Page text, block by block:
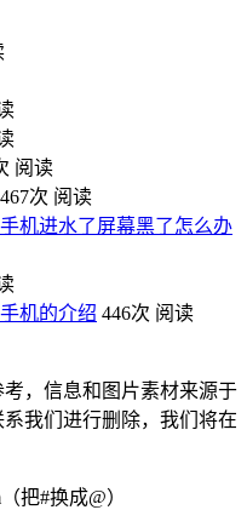
阅读
467次 阅读
机进水了屏幕黑了怎么办
机的介绍 446次 阅读
，信息和图片素材来源于
我们进行删除，我们将在
把#换成@）